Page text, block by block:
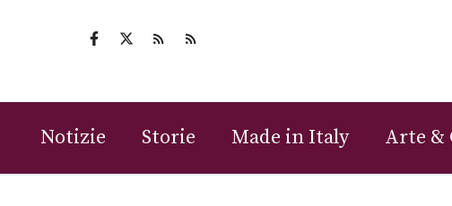
Notizie Storie Made in Italy Arte &